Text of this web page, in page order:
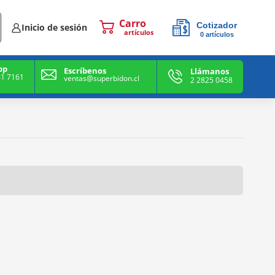
Inicio de sesión artículos
Cotizador
0artículos
7161
Escríbenos
ventas@superbidon.cl
Llámanos
2 2825 0458